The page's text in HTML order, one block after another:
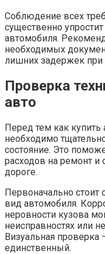
Соблюдение всех
существенно
автомобиля.
необходимых
лишних задержек
Проверка
авто
Перед тем как
необходимо
состояние. Это
расходов на ремонт и
дороге.
Первоначально
вид автомобиля.
неровности кузова
неисправностях или
Визуальная
единственный.